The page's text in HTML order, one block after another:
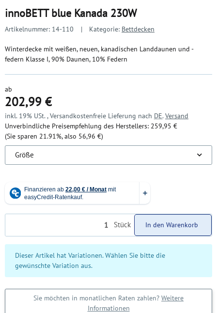
innoBETT blue Kanada 230W
Artikelnummer: 14-110 Kategorie: Bettdecken
Winterdecke mit weißen, neuen, kanadischen Landdaunen und -
federn Klasse I, 90% Daunen, 10% Federn
ab
202,99 €
inkl. 19% USt. , Versandkostenfreie Lieferung nach DE.Versand
Unverbindliche Preisempfehlung des Herstellers: 259,95 €
(Sie sparen 21.91%, also 56,96 €)
Größe
Stück In den Warenkorb
x
Dieser Artikel hat Variationen. Wählen Sie bitte die
gewünschte Variation aus.
Sie möchten in monatlichen Raten zahlen? Weitere
Informationen